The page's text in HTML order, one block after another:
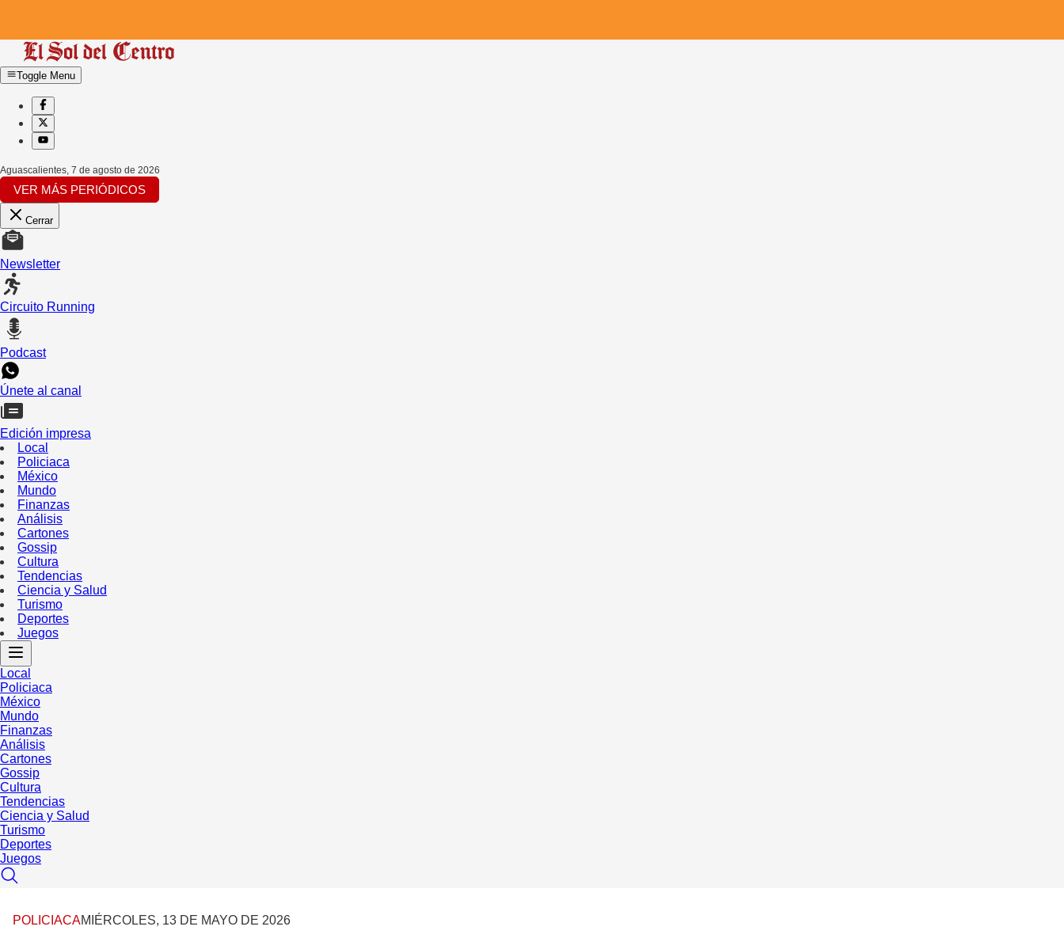
Toggle Menu
Aguascalientes, 7 de agosto de 2026
VER MÁS PERIÓDICOS
Cerrar
Newsletter
Circuito Running
Podcast
Únete al canal
Edición impresa
Local
Policiaca
México
Mundo
Finanzas
Análisis
Cartones
Gossip
Cultura
Tendencias
Ciencia y Salud
Turismo
Deportes
Juegos
Local
Policiaca
México
Mundo
Finanzas
Análisis
Cartones
Gossip
Cultura
Tendencias
Ciencia y Salud
Turismo
Deportes
Juegos
POLICIACAMIÉRCOLES, 13 DE MAYO DE 2026